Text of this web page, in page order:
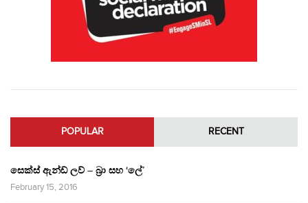
POPULAR RECENT
සෙක්ස් ඇන්ඩ් ලව් – බ්‍රා සහ ‘ලේ’
February 15, 2016